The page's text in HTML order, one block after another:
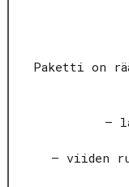
Paketti on
–
– viiden